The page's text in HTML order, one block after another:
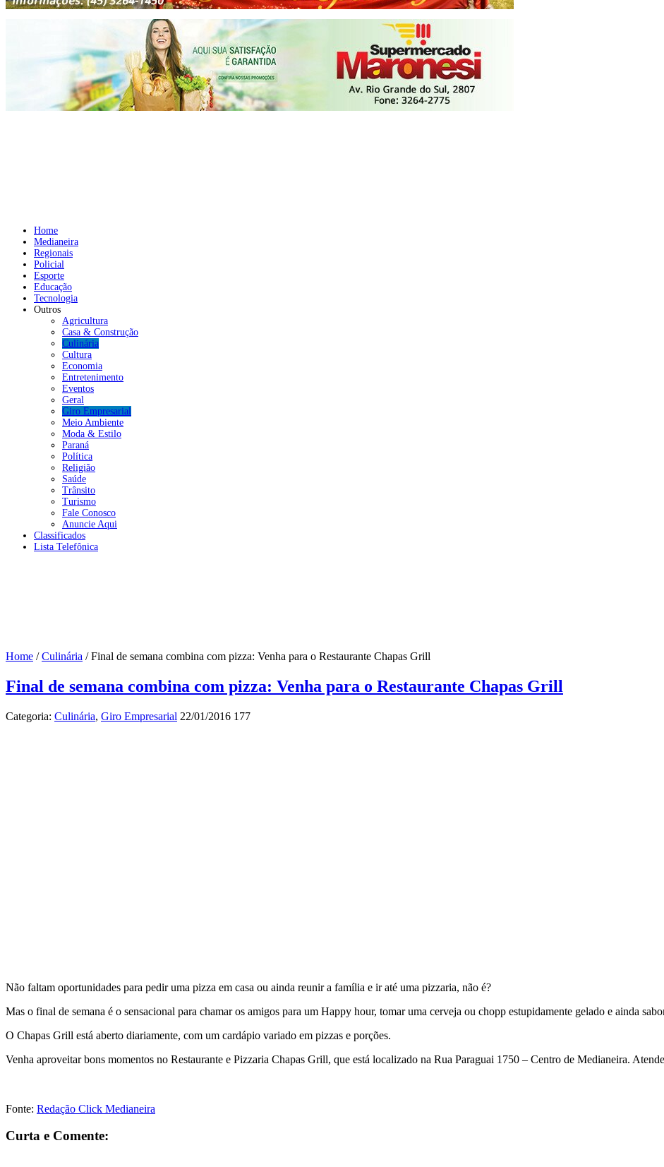
Home
Medianeira
Regionais
Policial
Esporte
Educação
Tecnologia
Outros
Agricultura
Casa & Construção
Culinária
Cultura
Economia
Entretenimento
Eventos
Geral
Giro Empresarial
Meio Ambiente
Moda & Estilo
Paraná
Política
Religião
Saúde
Trânsito
Turismo
Fale Conosco
Anuncie Aqui
Classificados
Lista Telefônica
Home /Culinária /Final de semana combina com pizza: Venha para o Restaurante Chapas Grill
Final de semana combina com pizza: Venha para o Restaurante Chapas Grill
Categoria: Culinária, Giro Empresarial 22/01/2016 177
Não faltam oportunidades para pedir uma pizza em casa ou ainda reunir a família e ir até uma pizzaria, não é?
Mas o final de semana é o sensacional para chamar os amigos para um Happy hour, tomar uma cerveja ou chopp estupidamente gelado e ainda
O Chapas Grill está aberto diariamente, com um cardápio variado em pizzas e porções.
Venha aproveitar bons momentos no Restaurante e Pizzaria Chapas Grill, que está localizado na Rua Paraguai 1750 – Centro de Medianeira.
Fonte: Redação Click Medianeira
Curta e Comente: